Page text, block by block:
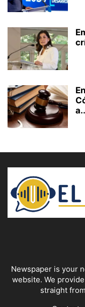
Newspaper is your
website. We
straight